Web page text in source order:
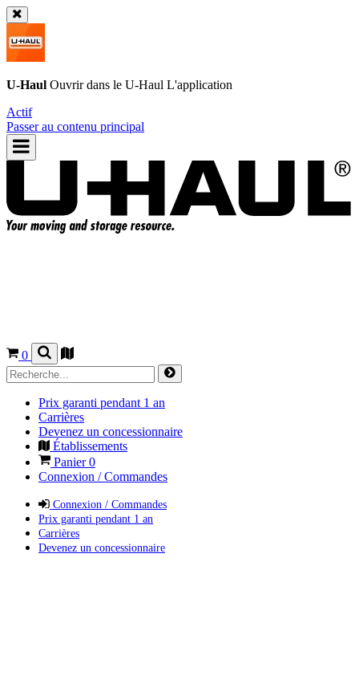
U-Haul Ouvrir dans le U-Haul L'application
Actif
Passer au contenu principal
0
Prix garanti pendant 1 an
Carrières
Devenez un concessionnaire
Établissements
Panier0
Connexion / Commandes
Connexion / Commandes
Prix garanti pendant 1 an
Carrières
Devenez un concessionnaire